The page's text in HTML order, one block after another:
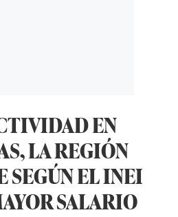
EN
LA REGIÓN
SEGÚN EL INEI
SALARIO